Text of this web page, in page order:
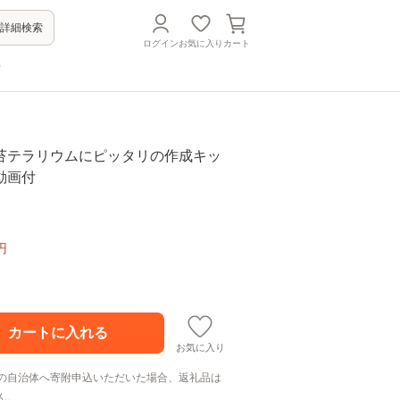
詳細検索
ログインお気に入り カート
テラリウムにピッタリの作成キッ
画付
お気に入り
自治体へ寄附申込いただいた場合、返礼品は